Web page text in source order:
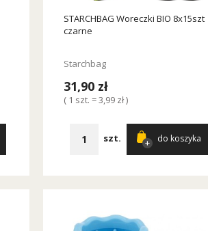
STARCHBAG Woreczki BIO 8x15szt
czarne
Starchbag
31,90 zł
( 1 szt. = 3,99 zł )
szt. do koszyka